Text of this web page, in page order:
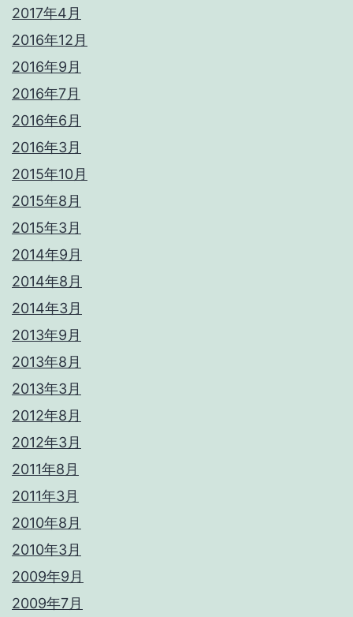
2017年4月
2016年12月
2016年9月
2016年7月
2016年6月
2016年3月
2015年10月
2015年8月
2015年3月
2014年9月
2014年8月
2014年3月
2013年9月
2013年8月
2013年3月
2012年8月
2012年3月
2011年8月
2011年3月
2010年8月
2010年3月
2009年9月
2009年7月